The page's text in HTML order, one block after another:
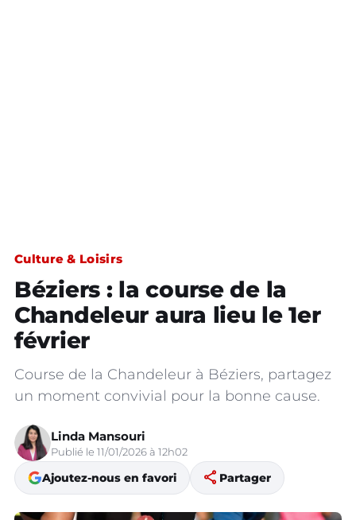
Culture & Loisirs
Béziers : la course de la
Chandeleur aura lieu le 1er
février
Course de la Chandeleur à Béziers, partagez
un moment convivial pour la bonne cause.
Linda Mansouri
Publié le 11/01/2026 à 12h02
Ajoutez-nous en favori share Partager